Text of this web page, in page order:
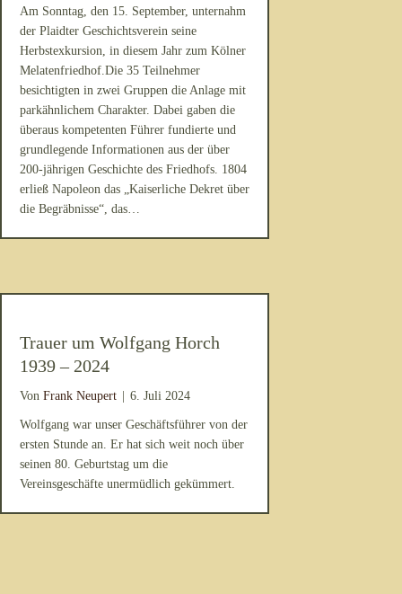
Am Sonntag, den 15. September, unternahm
der Plaidter Geschichtsverein seine
Herbstexkursion, in diesem Jahr zum Kölner
Melatenfriedhof.Die 35 Teilnehmer
besichtigten in zwei Gruppen die Anlage mit
parkähnlichem Charakter. Dabei gaben die
überaus kompetenten Führer fundierte und
grundlegende Informationen aus der über
200-jährigen Geschichte des Friedhofs. 1804
erließ Napoleon das „Kaiserliche Dekret über
die Begräbnisse“, das…
Trauer um Wolfgang Horch
1939 – 2024
Von Frank Neupert 6. Juli 2024
Wolfgang war unser Geschäftsführer von der
ersten Stunde an. Er hat sich weit noch über
seinen 80. Geburtstag um die
Vereinsgeschäfte unermüdlich gekümmert.